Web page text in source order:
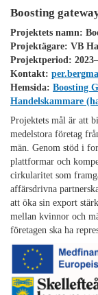
Boosting
Projektets namn:
Projektägare: VB
Projektperiod:
Kontakt:
Hemsida: Boosting
Handelskammare
Projektets mål är att
medelstora företag
män. Genom stöd i
plattformar och
cirkularitet som
affärsdrivna
att öka sin export
mellan kvinnor och
företagen ska ha